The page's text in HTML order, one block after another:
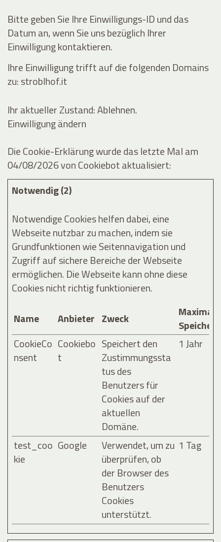
Bitte geben Sie Ihre Einwilligungs-ID und das
Datum an, wenn Sie uns bezüglich Ihrer
Einwilligung kontaktieren.
Ihre Einwilligung trifft auf die folgenden Domains
zu: stroblhof.it
Ihr aktueller Zustand: Ablehnen.
Einwilligung ändern
Die Cookie-Erklärung wurde das letzte Mal am
04/08/2026 vonCookiebotaktualisiert:
Notwendig (2)
Notwendige Cookies helfen dabei, eine
Webseite nutzbar zu machen, indem sie
Grundfunktionen wie Seitennavigation und
Zugriff auf sichere Bereiche der Webseite
ermöglichen. Die Webseite kann ohne diese
Cookies nicht richtig funktionieren.
Name
Anbieter Zweck
Maximale
CookieCo
nsent
Cookiebo
t
Speichert den
Zustimmungssta
tus des
Benutzers für
Cookies auf der
aktuellen
Domäne.
1 Jahr
test_coo
kie
Google
Verwendet, um zu
überprüfen, ob
der Browser des
Benutzers
Cookies
unterstützt.
1 Tag